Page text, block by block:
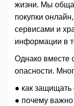
жизни. Мы
покупки
сервисами и
информации в
Однако вместе
опасности.
● как защищать
● почему